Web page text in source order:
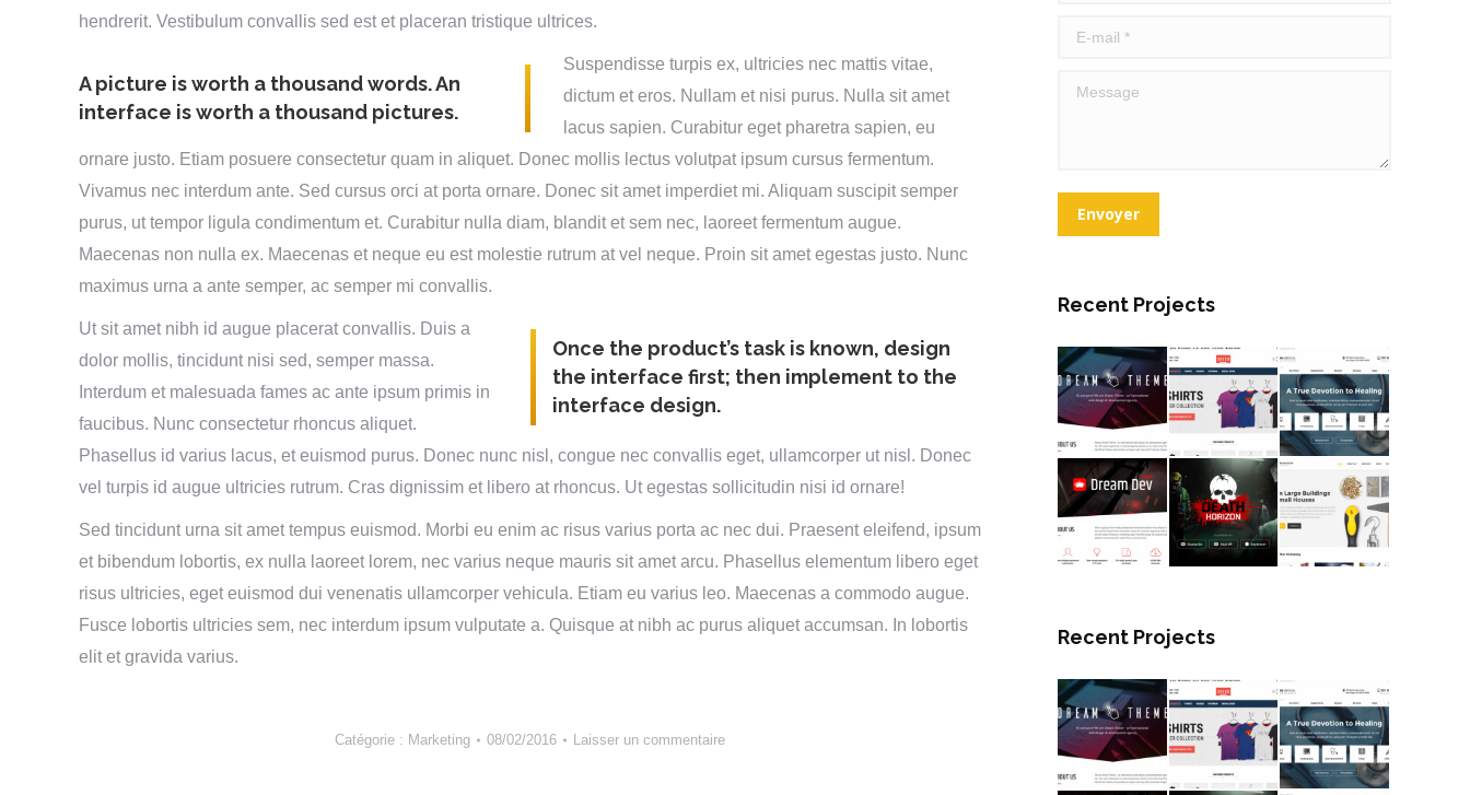
hendrerit. Vestibulum convallis sed est et placeran tristique ultrices.
A picture is worth a thousand words. An
interface is worth a thousand pictures.
Suspendisse turpis ex, ultricies nec mattis vitae,
dictum et eros. Nullam et nisi purus. Nulla sit amet
lacus sapien. Curabitur eget pharetra sapien, eu
ornare justo. Etiam posuere consectetur quam in aliquet. Donec mollis lectus volutpat ipsum cursus fermentum.
Vivamus nec interdum ante. Sed cursus orci at porta ornare. Donec sit amet imperdiet mi. Aliquam suscipit semper
purus, ut tempor ligula condimentum et. Curabitur nulla diam, blandit et sem nec, laoreet fermentum augue.
Maecenas non nulla ex. Maecenas et neque eu est molestie rutrum at vel neque. Proin sit amet egestas justo. Nunc
maximus urna a ante semper, ac semper mi convallis.
Once the product’s task is known, design
the interface first; then implement to the
interface design.
Ut sit amet nibh id augue placerat convallis. Duis a
dolor mollis, tincidunt nisi sed, semper massa.
Interdum et malesuada fames ac ante ipsum primis in
faucibus. Nunc consectetur rhoncus aliquet.
Phasellus id varius lacus, et euismod purus. Donec nunc nisl, congue nec convallis eget, ullamcorper ut nisl. Donec
vel turpis id augue ultricies rutrum. Cras dignissim et libero at rhoncus. Ut egestas sollicitudin nisi id ornare!
Sed tincidunt urna sit amet tempus euismod. Morbi eu enim ac risus varius porta ac nec dui. Praesent eleifend, ipsum
et bibendum lobortis, ex nulla laoreet lorem, nec varius neque mauris sit amet arcu. Phasellus elementum libero eget
risus ultricies, eget euismod dui venenatis ullamcorper vehicula. Etiam eu varius leo. Maecenas a commodo augue.
Fusce lobortis ultricies sem, nec interdum ipsum vulputate a. Quisque at nibh ac purus aliquet accumsan. In lobortis
elit et gravida varius.
Catégorie : Marketing 08/02/2016 Laisser un commentaire
E-mail *
Message
Envoyer
Recent Projects
Recent Projects